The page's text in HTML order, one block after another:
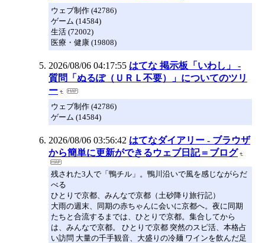
ウェブ制作 (42786)
ゲーム (14584)
生活 (72002)
医療・健康 (19808)
2026/08/06 04:17:55 はてな 掲示板「いわし」 -
質問「ぬるぽ（ＵＲＬ不要）」についてのツリ
ー
ウェブ制作 (42786)
ゲーム (14584)
2026/08/06 03:56:42 はてなダイアリー - ブラウザ
から簡単に更新ができるウェブ日記＝ブログ
残された3人で「鴨チル」。鴨川沿いで風を感じながらだ
べる
ひとりで京都、みんなで京都（土砂降り旅行記）
大雨の週末、同期の赤ちゃんに会いに京都へ。夜に同期
たちと合流するまでは、ひとりで京都。集合してから
は、みんなで京都。 ひとりで京都 突然のスピ活、本格占
い訪問 大量の千手観音、大盛りの冷麺 ワインを飲んだ足